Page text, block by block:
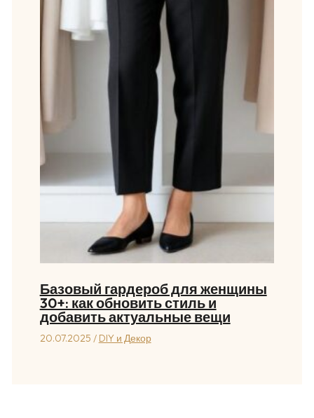
Базовый гардероб для женщины
30+: как обновить стиль и
добавить актуальные вещи
20.07.2025 / DIY и Декор